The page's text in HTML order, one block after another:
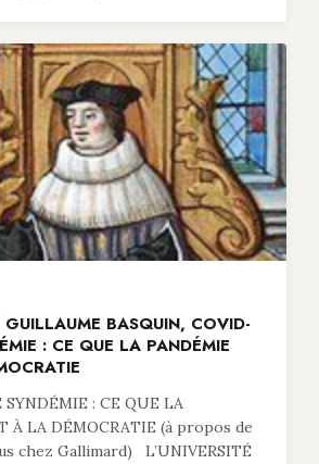
BASQUIN, COVID-
: CE QUE LA PANDÉMIE
: CE QUE LA
À LA DÉMOCRATIE (à propos de
chez Gallimard) L’UNIVERSITÉ